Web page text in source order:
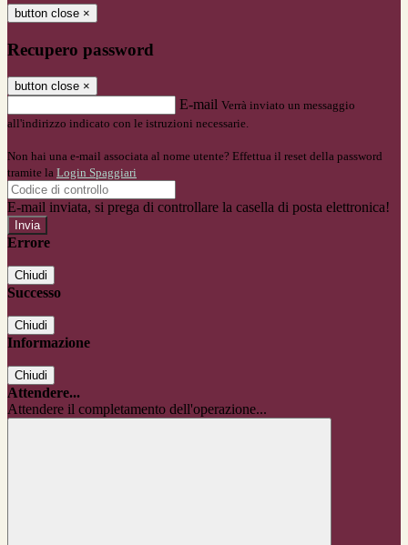
button close ×
Recupero password
button close ×
E-mail Verrà inviato un messaggio
all'indirizzo indicato con le istruzioni necessarie.
Non hai una e-mail associata al nome utente? Effettua il reset della password
tramite la Login Spaggiari
E-mail inviata, si prega di controllare la casella di posta elettronica!
Errore
Chiudi
Successo
Chiudi
Informazione
Chiudi
Attendere...
Attendere il completamento dell'operazione...